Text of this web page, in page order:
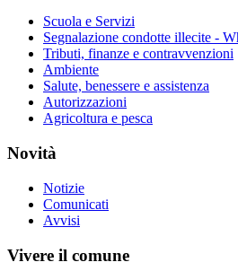
Scuola e Servizi
Segnalazione condotte illecite -
Tributi, finanze e contravvenzioni
Ambiente
Salute, benessere e assistenza
Autorizzazioni
Agricoltura e pesca
Novità
Notizie
Comunicati
Avvisi
Vivere il comune